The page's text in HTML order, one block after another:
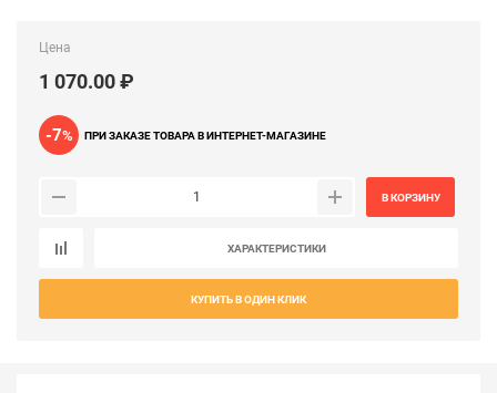
Цена
1 070.00 ₽
-7% ПРИ ЗАКАЗЕ ТОВАРА В ИНТЕРНЕТ-МАГАЗИНЕ
В КОРЗИНУ
ХАРАКТЕРИСТИКИ
КУПИТЬ В ОДИН КЛИК